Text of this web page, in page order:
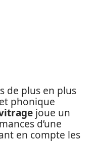
de plus en plus
phonique
joue un
d’une
en compte les